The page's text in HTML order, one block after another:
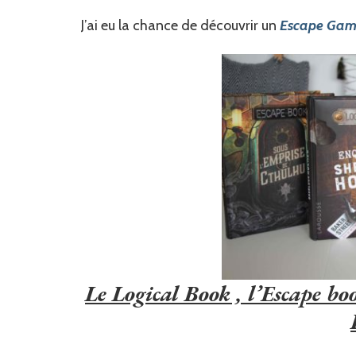
J’ai eu la chance de découvrir un Escape
Le Logical Book , l’Escape